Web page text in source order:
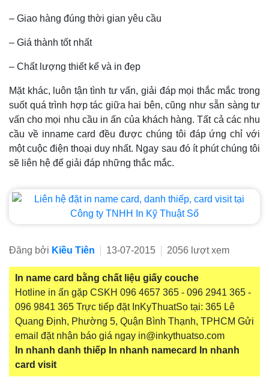
– Giao hàng đúng thời gian yêu cầu
– Giá thành tốt nhất
– Chất lượng thiết kế và in đẹp
Mặt khác, luôn tận tình tư vấn, giải đáp mọi thắc mắc trong
suốt quá trình hợp tác giữa hai bên, cũng như sẵn sàng tư
vấn cho mọi nhu cầu in ấn của khách hàng. Tất cả các nhu
cầu về inname card đều được chúng tôi đáp ứng chỉ với
một cuộc điện thoại duy nhất. Ngay sau đó ít phút chúng tôi
sẽ liên hệ để giải đáp những thắc mắc.
Đăng bởi Kiều Tiên 13-07-2015 2056 lượt xem
In name card bằng chất liệu giấy couche
Hotline in ấn gặp CSKH 096 4657 365 - 096 2941 365 -
096 9841 365 Trực tiếp đặt InKyThuatSo tại: 365 Lê
Quang Định, Phường 5, Quận Bình Thạnh, TPHCM Gửi
email đặt nhận báo giá ngay in@inkythuatso.com
In nhanh danh thiếp In nhanh namecard
In nhanh
card visit